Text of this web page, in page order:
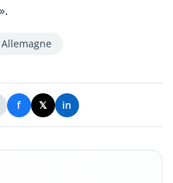
Allemagne
f 𝕏 in